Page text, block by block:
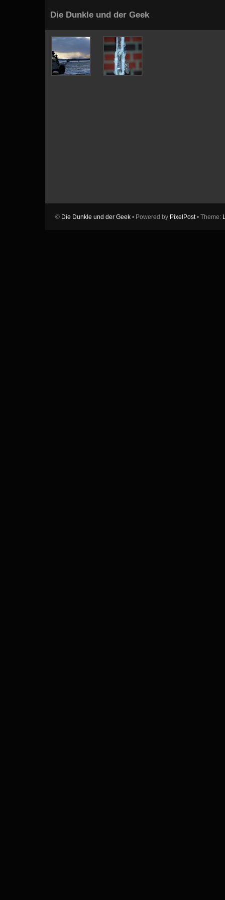
Die Dunkle und der Geek
© Die Dunkle und der Geek • Powered by PixelPost• Theme: